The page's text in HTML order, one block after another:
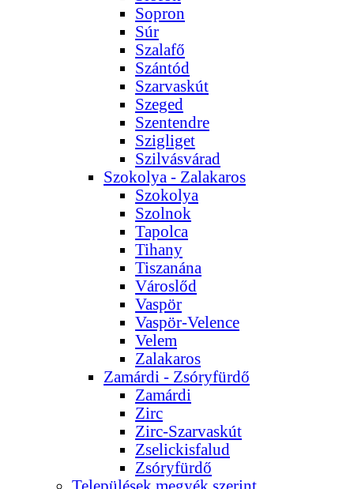
Sopron
Súr
Szalafő
Szántód
Szarvaskút
Szeged
Szentendre
Szigliget
Szilvásvárad
Szokolya - Zalakaros
Szokolya
Szolnok
Tapolca
Tihany
Tiszanána
Városlőd
Vaspör
Vaspör-Velence
Velem
Zalakaros
Zamárdi - Zsóryfürdő
Zamárdi
Zirc
Zirc-Szarvaskút
Zselickisfalud
Zsóryfürdő